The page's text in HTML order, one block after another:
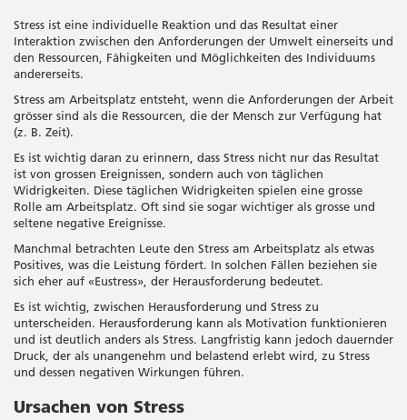
Stress ist eine individuelle Reaktion und das Resultat einer
Interaktion zwischen den Anforderungen der Umwelt einerseits und
den Ressourcen, Fähigkeiten und Möglichkeiten des Individuums
andererseits.
Stress am Arbeitsplatz entsteht, wenn die Anforderungen der Arbeit
grösser sind als die Ressourcen, die der Mensch zur Verfügung hat
(z. B. Zeit).
Es ist wichtig daran zu erinnern, dass Stress nicht nur das Resultat
ist von grossen Ereignissen, sondern auch von täglichen
Widrigkeiten. Diese täglichen Widrigkeiten spielen eine grosse
Rolle am Arbeitsplatz. Oft sind sie sogar wichtiger als grosse und
seltene negative Ereignisse.
Manchmal betrachten Leute den Stress am Arbeitsplatz als etwas
Positives, was die Leistung fördert. In solchen Fällen beziehen sie
sich eher auf «Eustress», der Herausforderung bedeutet.
Es ist wichtig, zwischen Herausforderung und Stress zu
unterscheiden. Herausforderung kann als Motivation funktionieren
und ist deutlich anders als Stress. Langfristig kann jedoch dauernder
Druck, der als unangenehm und belastend erlebt wird, zu Stress
und dessen negativen Wirkungen führen.
Ursachen von Stress